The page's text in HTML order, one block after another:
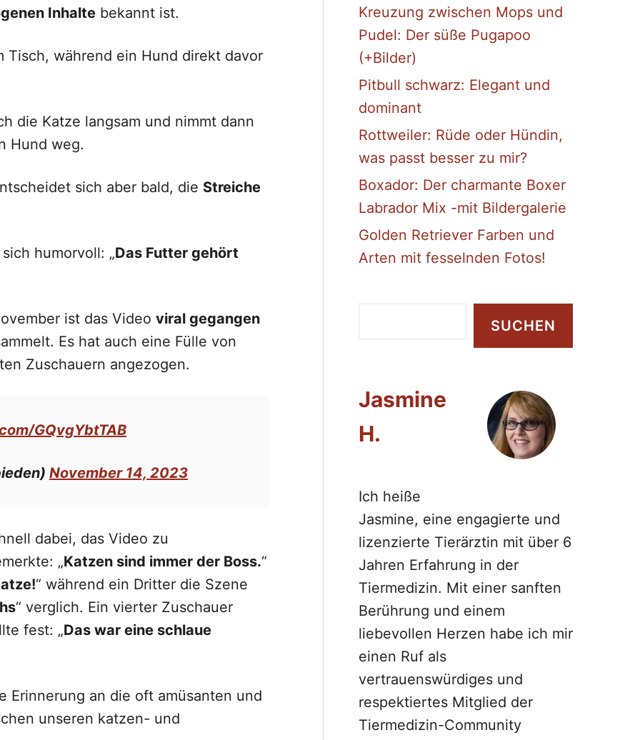
Inhalte bekannt ist.
während ein Hund direkt davor
die Katze langsam und nimmt dann
Hund weg.
sich aber bald, die Streiche
humorvoll: „Das Futter gehört
ist das Video viral gegangen
Es hat auch eine Fülle von
Zuschauern angezogen.
GQvgYbtTAB
November 14, 2023
dabei, das Video zu
„Katzen sind immer der Boss.“
“ während ein Dritter die Szene
“ verglich. Ein vierter Zuschauer
fest: „Das war eine schlaue
Erinnerung an die oft amüsanten und
unseren katzen- und
Kreuzung zwischen Mops und
Pudel: Der süße Pugapoo
(+Bilder)
Pitbull schwarz: Elegant und
dominant
Rottweiler: Rüde oder Hündin,
was passt besser zu mir?
Boxador: Der charmante Boxer
Labrador Mix -mit Bildergalerie
Golden Retriever Farben und
Arten mit fesselnden Fotos!
u
e
n
SUCHEN
Jasmine
H.
Ich heiße
Jasmine, eine engagierte und
lizenzierte Tierärztin mit über 6
Jahren Erfahrung in der
Tiermedizin. Mit einer sanften
Berührung und einem
liebevollen Herzen habe ich mir
einen Ruf als
vertrauenswürdiges und
respektiertes Mitglied der
Tiermedizin-Community